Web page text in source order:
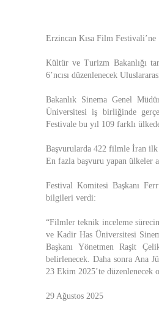
Erzincan Kısa Film
Kültür ve Turizm Bakanlığı
6’ncısı düzenlenecek
Bakanlık Sinema Genel
Üniversitesi iş birliğinde
Festivale bu yıl 109 farklı
Başvurularda 422 filmle İran ilk
En fazla başvuru yapan ülkeler
Festival Komitesi Başkanı
bilgileri verdi:
“Filmler teknik inceleme
ve Kadir Has Üniversitesi
Başkanı Yönetmen Raşit
belirlenecek. Daha sonra Ana
23 Ekim 2025’te düzenlenecek
29 Ağustos 2025